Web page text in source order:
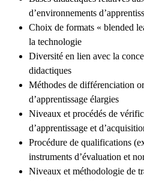
d’environnements
Choix de formats « blended
la technologie
Diversité en lien avec la
didactiques
Méthodes de différenciation
d’apprentissage élargies
Niveaux et procédés de
d’apprentissage et
Procédure de qualifications
instruments d’évaluation et
Niveaux et méthodologie de